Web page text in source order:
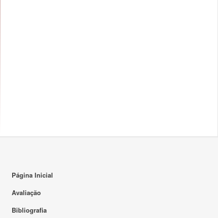
Página Inicial
Avaliação
Bibliografia